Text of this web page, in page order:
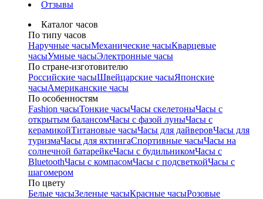
Отзывы
Каталог часов
По типу часов
Наручные часыМеханические часыКварцевые
часыУмные часыЭлектронные часы
По стране-изготовителю
Российские часыШвейцарские часыЯпонские
часыАмериканские часы
По особенностям
Fashion часыТонкие часыЧасы скелетоныЧасы с
открытым балансомЧасы с фазой луныЧасы с
керамикойТитановые часыЧасы для дайверовЧасы для
туризмаЧасы для яхтингаСпортивные часыЧасы на
солнечной батарейкеЧасы с будильникомЧасы с
BluetoothЧасы с компасомЧасы с подсветкойЧасы с
шагомером
По цвету
Белые часыЗеленые часыКрасные часыРозовые